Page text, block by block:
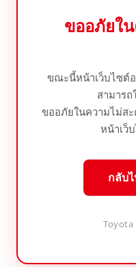
ขออภัยใ
ขณะนี้หน้าเว็บไซต์
สามารถ
ขออภัยในความไม่ส
หน้าเว็
กลับ